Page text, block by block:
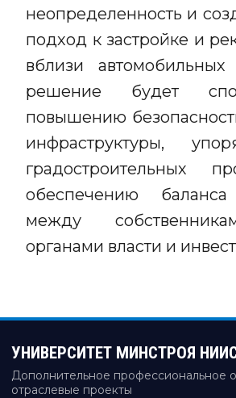
неопределенность и
подход к застройке и
вблизи
решение будет
повышению
инфраструктуры,
градостроительных
обеспечению баланса
между
органами власти и
УНИВЕРСИТЕТ МИНСТРОЯ
Дополнительное профессиональное
отраслевые проекты